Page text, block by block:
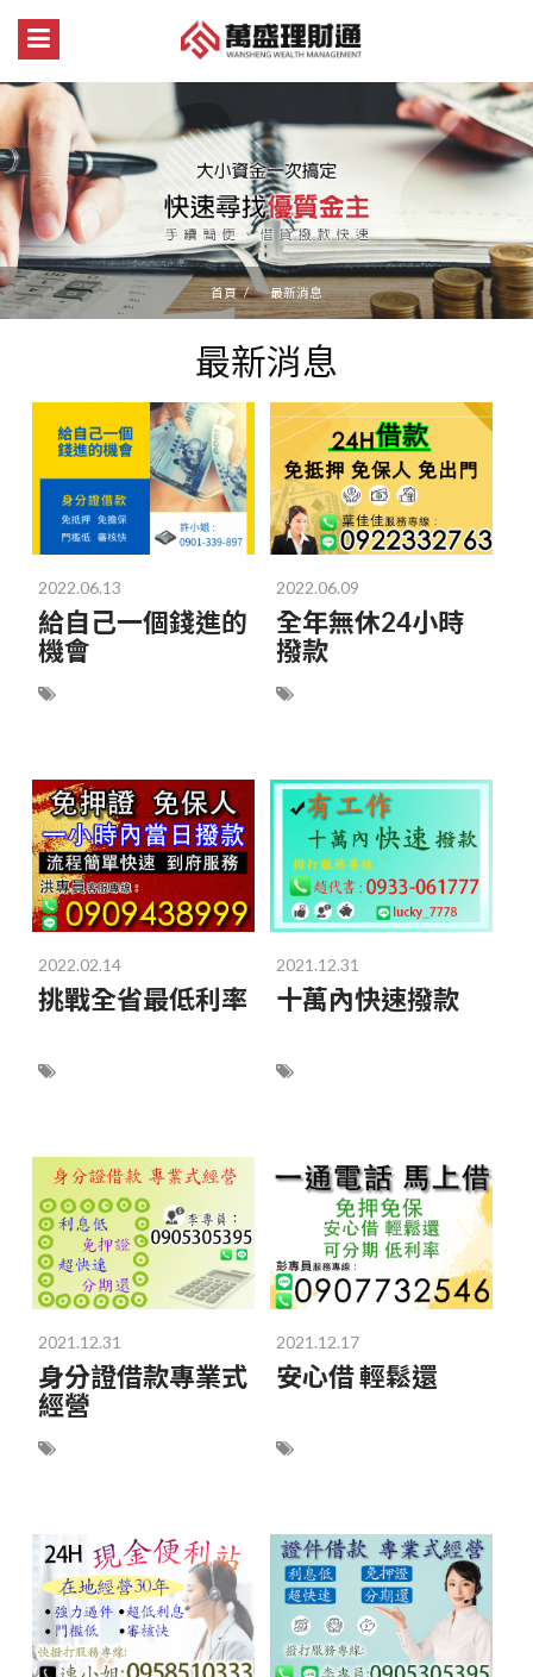
首頁 最新消息
最新消息
2022.06.13
給自己一個錢進的
機會
2022.06.09
全年無休24小時
撥款
2022.02.14
挑戰全省最低利率
2021.12.31
十萬內快速撥款
2021.12.31
身分證借款專業式
經營
2021.12.17
安心借 輕鬆還